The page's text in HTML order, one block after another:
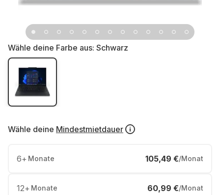
Wähle deine Farbe aus: Schwarz
Wähle deine Mindestmietdauer
6+ Monate 105,49 €/Monat
12+ Monate 60,99 €/Monat